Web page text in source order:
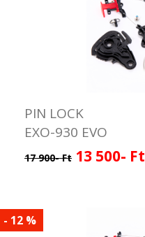
PIN LOCK
EXO-930 EVO
17 900- Ft 13 500- Ft
- 12 %